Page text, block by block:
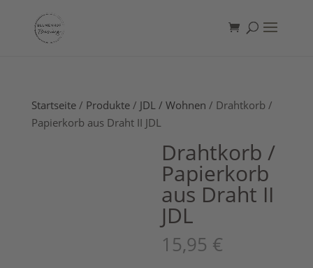
Startseite/ Produkte/ JDL / Wohnen / Drahtkorb /
Papierkorb aus Draht II JDL
Drahtkorb /
Papierkorb
aus Draht II
JDL
15,95 €